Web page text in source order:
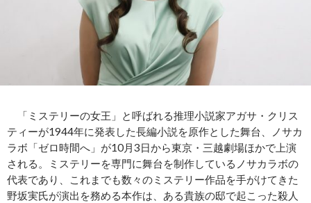
「ミステリーの女王」と呼ばれる推理小説家アガサ・クリス
ティーが1944年に発表した長編小説を原作とした舞台、ノサカ
ラボ「ゼロ時間へ」が10月3日から東京・三越劇場ほかで上演
される。ミステリーを専門に舞台を制作しているノサカラボの
代表であり、これまでも数々のミステリー作品を手がけてきた
野坂実氏が演出を務める本作は、ある貴族の邸で起こった殺人